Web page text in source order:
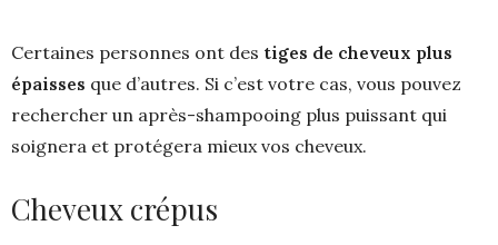
Certaines personnes ont des tiges de cheveux plus
épaisses que d’autres. Si c’est votre cas, vous pouvez
rechercher un après-shampooing plus puissant qui
soignera et protégera mieux vos cheveux.
Cheveux crépus